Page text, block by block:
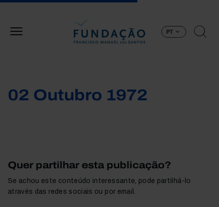
PT
02 Outubro 1972
Quer partilhar esta publicação?
Se achou este conteúdo interessante, pode partilhá-lo
através das redes sociais ou por email.